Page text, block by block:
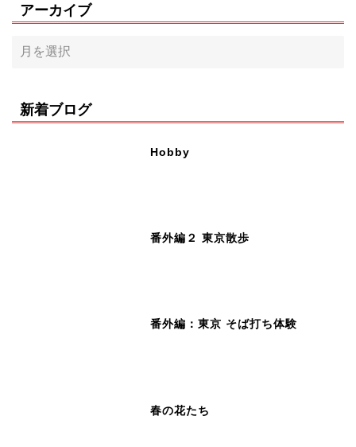
アーカイブ
新着ブログ
Hobby
番外編２ 東京散歩
番外編：東京 そば打ち体験
春の花たち